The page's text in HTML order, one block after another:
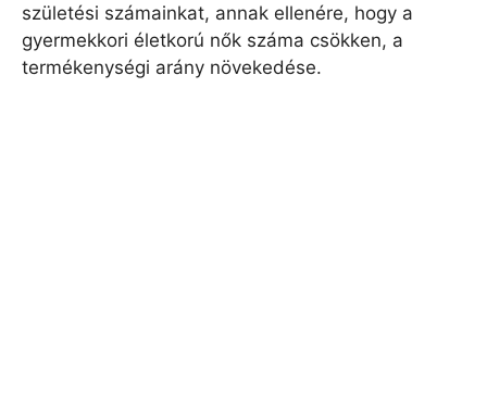
születési számainkat, annak ellenére, hogy a
gyermekkori életkorú nők száma csökken, a
termékenységi arány növekedése.